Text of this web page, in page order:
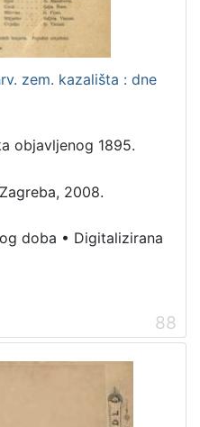
zem. kazališta : dne
objavljenog 1895.
2008.
doba • Digitalizirana
88